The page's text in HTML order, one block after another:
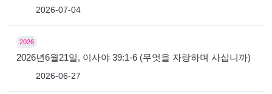
2026-07-04
2026
2026년6월21일, 이사야 39:1-6 (무엇을 자랑하며 사십니까)
2026-06-27